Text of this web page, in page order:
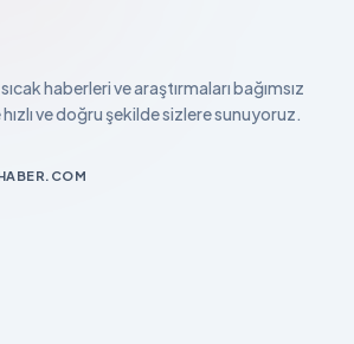
haberleri ve araştırmaları bağımsız
ve doğru şekilde sizlere sunuyoruz.